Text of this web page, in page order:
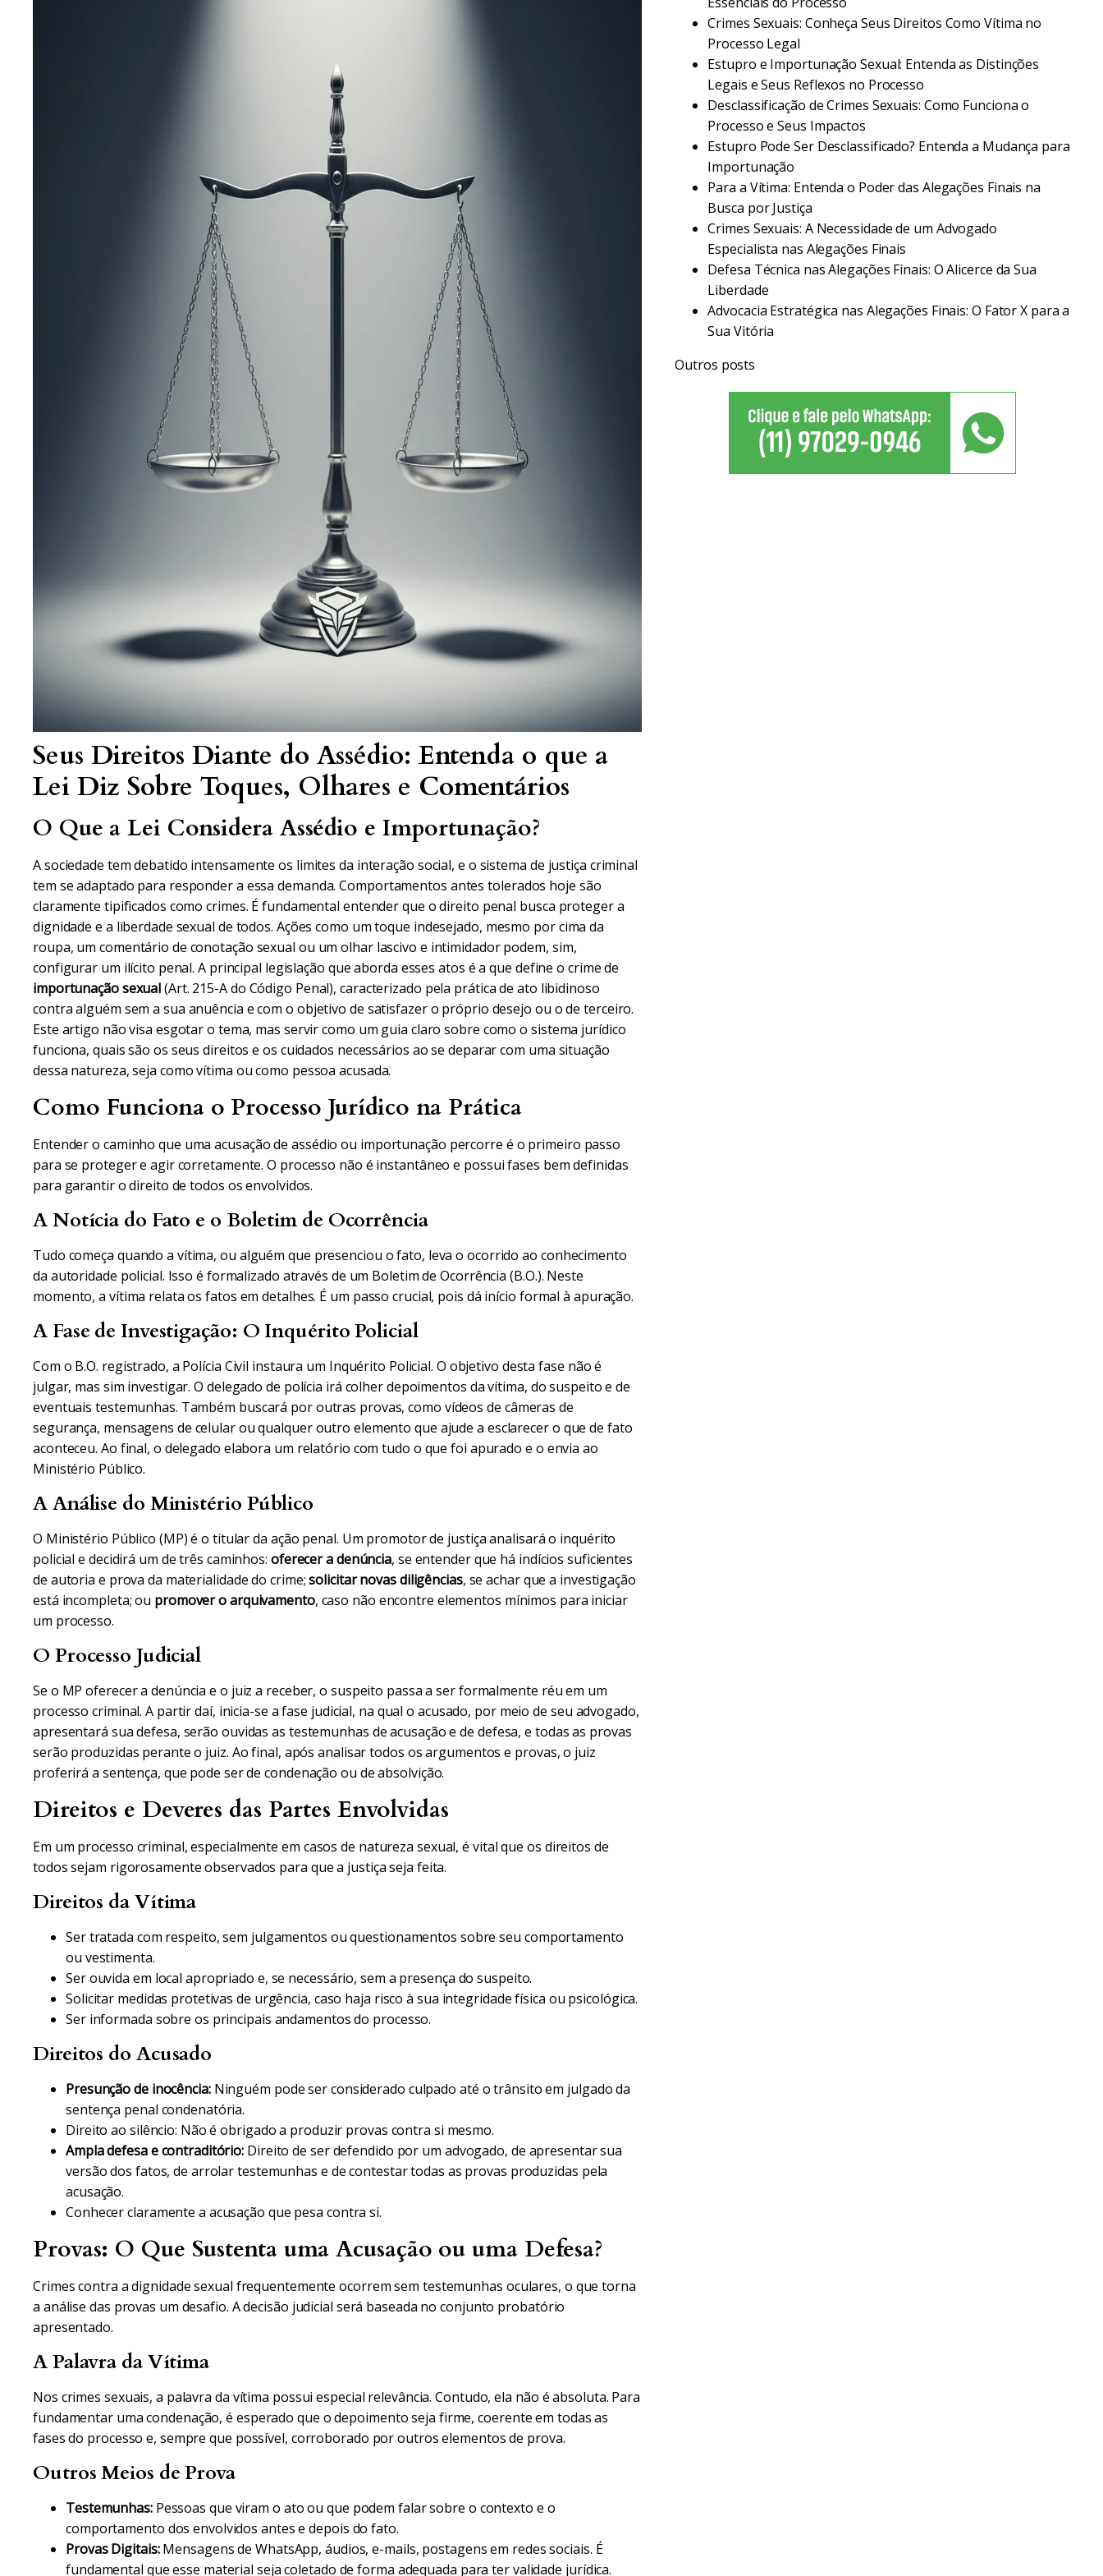
Seus Direitos Diante do Assédio: Entenda o que a
Lei Diz Sobre Toques, Olhares e Comentários
O Que a Lei Considera Assédio e Importunação?
A sociedade tem debatido intensamente os limites da interação social, e o sistema de justiça criminal
tem se adaptado para responder a essa demanda. Comportamentos antes tolerados hoje são
claramente tipificados como crimes. É fundamental entender que o direito penal busca proteger a
dignidade e a liberdade sexual de todos. Ações como um toque indesejado, mesmo por cima da
roupa, um comentário de conotação sexual ou um olhar lascivo e intimidador podem, sim,
configurar um ilícito penal. A principal legislação que aborda esses atos é a que define o crime de
importunação sexual(Art. 215-A do Código Penal), caracterizado pela prática de ato libidinoso
contra alguém sem a sua anuência e com o objetivo de satisfazer o próprio desejo ou o de terceiro.
Este artigo não visa esgotar o tema, mas servir como um guia claro sobre como o sistema jurídico
funciona, quais são os seus direitos e os cuidados necessários ao se deparar com uma situação
dessa natureza, seja como vítima ou como pessoa acusada.
Como Funciona o Processo Jurídico na Prática
Entender o caminho que uma acusação de assédio ou importunação percorre é o primeiro passo
para se proteger e agir corretamente. O processo não é instantâneo e possui fases bem definidas
para garantir o direito de todos os envolvidos.
A Notícia do Fato e o Boletim de Ocorrência
Tudo começa quando a vítima, ou alguém que presenciou o fato, leva o ocorrido ao conhecimento
da autoridade policial. Isso é formalizado através de um Boletim de Ocorrência (B.O.). Neste
momento, a vítima relata os fatos em detalhes. É um passo crucial, pois dá início formal à apuração.
A Fase de Investigação: O Inquérito Policial
Com o B.O. registrado, a Polícia Civil instaura um Inquérito Policial. O objetivo desta fase não é
julgar, mas sim investigar. O delegado de polícia irá colher depoimentos da vítima, do suspeito e de
eventuais testemunhas. Também buscará por outras provas, como vídeos de câmeras de
segurança, mensagens de celular ou qualquer outro elemento que ajude a esclarecer o que de fato
aconteceu. Ao final, o delegado elabora um relatório com tudo o que foi apurado e o envia ao
Ministério Público.
A Análise do Ministério Público
O Ministério Público (MP) é o titular da ação penal. Um promotor de justiça analisará o inquérito
policial e decidirá um de três caminhos: oferecer a denúncia, se entender que há indícios suficientes
de autoria e prova da materialidade do crime;solicitar novas diligências, se achar que a investigação
está incompleta; ou promover o arquivamento, caso não encontre elementos mínimos para iniciar
um processo.
O Processo Judicial
Se o MP oferecer a denúncia e o juiz a receber, o suspeito passa a ser formalmente réu em um
processo criminal. A partir daí, inicia-se a fase judicial, na qual o acusado, por meio de seu advogado,
apresentará sua defesa, serão ouvidas as testemunhas de acusação e de defesa, e todas as provas
serão produzidas perante o juiz. Ao final, após analisar todos os argumentos e provas, o juiz
proferirá a sentença, que pode ser de condenação ou de absolvição.
Direitos e Deveres das Partes Envolvidas
Em um processo criminal, especialmente em casos de natureza sexual, é vital que os direitos de
todos sejam rigorosamente observados para que a justiça seja feita.
Direitos da Vítima
Ser tratada com respeito, sem julgamentos ou questionamentos sobre seu comportamento
ou vestimenta.
Ser ouvida em local apropriado e, se necessário, sem a presença do suspeito.
Solicitar medidas protetivas de urgência, caso haja risco à sua integridade física ou psicológica.
Ser informada sobre os principais andamentos do processo.
Direitos do Acusado
Presunção de inocência:Ninguém pode ser considerado culpado até o trânsito em julgado da
sentença penal condenatória.
Direito ao silêncio: Não é obrigado a produzir provas contra si mesmo.
Ampla defesa e contraditório: Direito de ser defendido por um advogado, de apresentar sua
versão dos fatos, de arrolar testemunhas e de contestar todas as provas produzidas pela
acusação.
Conhecer claramente a acusação que pesa contra si.
Provas: O Que Sustenta uma Acusação ou uma Defesa?
Crimes contra a dignidade sexual frequentemente ocorrem sem testemunhas oculares, o que torna
a análise das provas um desafio. A decisão judicial será baseada no conjunto probatório
apresentado.
A Palavra da Vítima
Nos crimes sexuais, a palavra da vítima possui especial relevância. Contudo, ela não é absoluta. Para
fundamentar uma condenação, é esperado que o depoimento seja firme, coerente em todas as
fases do processo e, sempre que possível, corroborado por outros elementos de prova.
Outros Meios de Prova
Testemunhas:Pessoas que viram o ato ou que podem falar sobre o contexto e o
comportamento dos envolvidos antes e depois do fato.
Provas Digitais:Mensagens de WhatsApp, áudios, e-mails, postagens em redes sociais. É
fundamental que esse material seja coletado de forma adequada para ter validade jurídica.
Crimes Sexuais: Conheça Seus Direitos Como Vítima no
Processo Legal
Estupro e Importunação Sexual: Entenda as Distinções
Legais e Seus Reflexos no Processo
Desclassificação de Crimes Sexuais: Como Funciona o
Processo e Seus Impactos
Estupro Pode Ser Desclassificado? Entenda a Mudança para
Importunação
Para a Vítima: Entenda o Poder das Alegações Finais na
Busca por Justiça
Crimes Sexuais: A Necessidade de um Advogado
Especialista nas Alegações Finais
Defesa Técnica nas Alegações Finais: O Alicerce da Sua
Liberdade
Advocacia Estratégica nas Alegações Finais: O Fator X para a
Sua Vitória
Outros posts